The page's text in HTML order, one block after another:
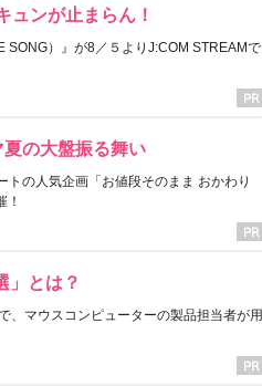
ュンが止まらん！
SONG）』が8／５よりJ:COM STREAMで
の大盤振る舞い
の人気企画「お値段そのまま おかわり
！
」とは？
、マウスコンピューターの製品担当者が用